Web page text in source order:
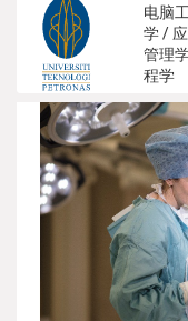
电脑
学 /
管理
程学